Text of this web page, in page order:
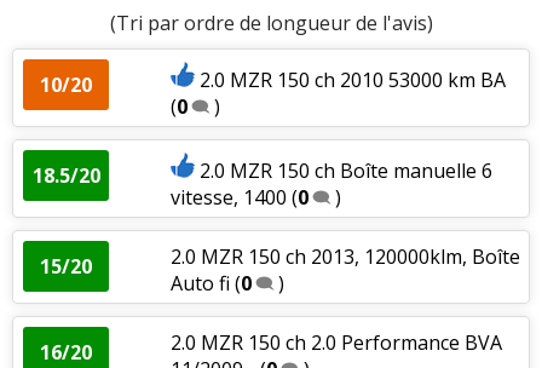
(Tri par ordre de longueur de l'avis)
10/20
2.0 MZR 150 ch 2010 53000 km BA
(0 )
18.5/20
2.0 MZR 150 ch Boîte manuelle 6
vitesse, 1400 (0 )
15/20
2.0 MZR 150 ch 2013, 120000klm, Boîte
Auto fi (0 )
16/20
2.0 MZR 150 ch 2.0 Performance BVA